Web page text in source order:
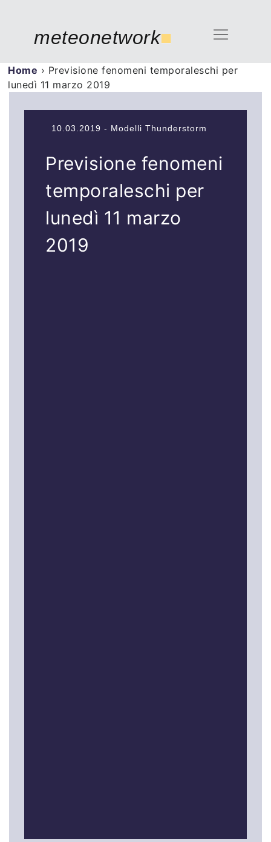
meteonetwork■
Home › Previsione fenomeni temporaleschi per
lunedì 11 marzo 2019
10.03.2019 - Modelli Thunderstorm
Previsione fenomeni
temporaleschi per
lunedì 11 marzo
2019